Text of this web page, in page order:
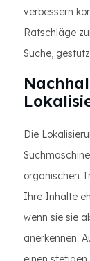
verbessern
Ratschläge
Suche,
Die
organischen
Ihre Inhalte
wenn sie sie
anerkennen.